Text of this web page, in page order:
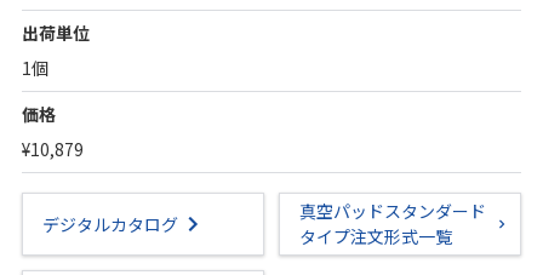
出荷単位
1個
価格
¥10,879
デジタルカタログ
真空パッドスタンダード
タイプ注文形式一覧